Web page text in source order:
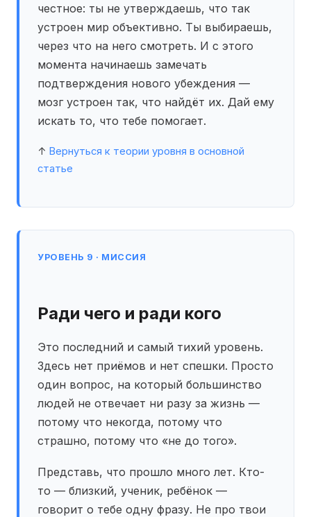
честное: ты не утверждаешь, что так
устроен мир объективно. Ты выбираешь,
через что на него смотреть. И с этого
момента начинаешь замечать
подтверждения нового убеждения —
мозг устроен так, что найдёт их. Дай ему
искать то, что тебе помогает.
↑ Вернуться к теории уровня в основной
статье
УРОВЕНЬ 9 · МИССИЯ
Ради чего и ради кого
Это последний и самый тихий уровень.
Здесь нет приёмов и нет спешки. Просто
один вопрос, на который большинство
людей не отвечает ни разу за жизнь —
потому что некогда, потому что
страшно, потому что «не до того».
Представь, что прошло много лет. Кто-
то — близкий, ученик, ребёнок —
говорит о тебе одну фразу. Не про твои